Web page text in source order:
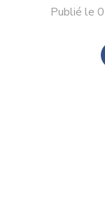
Publié le